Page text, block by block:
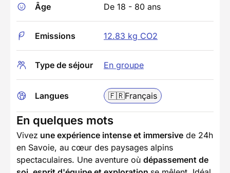
Âge De 18 - 80 ans
Emissions 12.83 kg CO2
Type de séjour En groupe
Langues 🇫🇷Français
En quelques mots
Vivez une expérience intense et immersive de 24h
en Savoie, au cœur des paysages alpins
spectaculaires. Une aventure où dépassement de